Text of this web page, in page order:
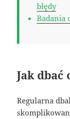
błędy
Badania
Jak dbać
Regularna